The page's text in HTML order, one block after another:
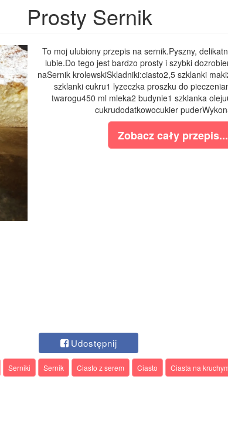
Prosty Sernik
To moj ulubiony przepis na sernik.Pyszny,
lubie.Do tego jest bardzo prosty i szybki
naSernik krolewskiSkladniki:ciasto2,5 szklanki
szklanki cukru1 lyzeczka proszku do
twarogu450 ml mleka2 budynie1 szklanka
cukrudodatkowocukier
Zobacz cały przepis...
Udostępnij
Serniki Sernik Ciasto z serem Ciasto Ciasta na